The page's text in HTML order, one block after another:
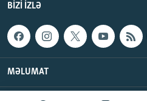
BIZI IZLƏ
MƏLUMAT